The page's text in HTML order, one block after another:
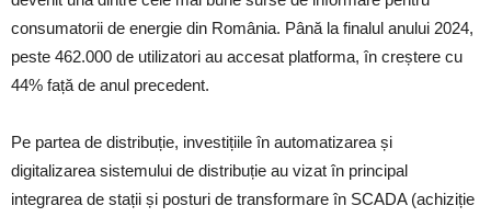
consumatorii de energie din România. Până la finalul anului 2024,
peste 462.000 de utilizatori au accesat platforma, în creștere cu
44% față de anul precedent.
Pe partea de distribuție, investițiile în automatizarea și
digitalizarea sistemului de distribuție au vizat în principal
integrarea de stații și posturi de transformare în SCADA (achiziție